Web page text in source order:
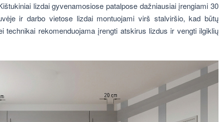
lizdai gyvenamosiose patalpose dažniausiai įrengiami 30
ir darbo vietose lizdai montuojami virš stalviršio, kad būtų
technikai rekomenduojama įrengti atskirus lizdus ir vengti ilgiklių